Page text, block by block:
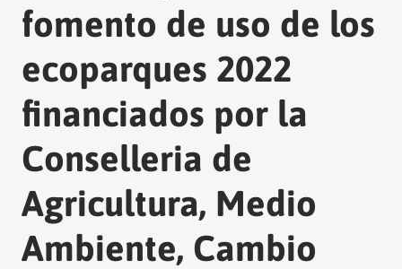
fomento de uso de los
ecoparques 2022
financiados por la
Conselleria de
Agricultura, Medio
Ambiente, Cambio